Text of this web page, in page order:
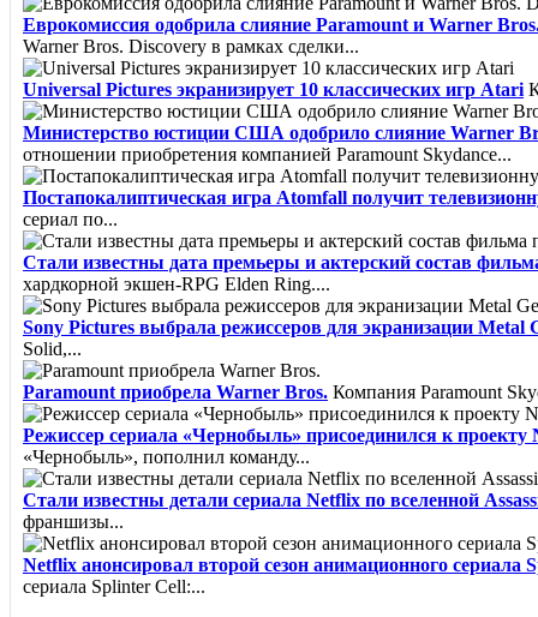
Клинок Тишалла - Мэтью СтоверМинуло шесть лет с тех
Вайолет, созданная из шипов - Джина Чэнь
Еврокомиссия одобрила слияние Paramount и Warner
Warner Bros. Discovery в рамках сделки...
Universal Pictures экранизирует 10 классических игр Atari
Министерство юстиции США одобрило слияние Warner
отношении приобретения компанией Paramount Skydance...
Постапокалиптическая игра Atomfall получит
сериал по...
Стали известны дата премьеры и актерский состав
хардкорной экшен-RPG Elden Ring....
Sony Pictures выбрала режиссеров для экранизации Metal
Solid,...
Paramount приобрела Warner Bros. Компания Paramount
Режиссер сериала «Чернобыль» присоединился к проекту
«Чернобыль», пополнил команду...
Стали известны детали сериала Netflix по вселенной
франшизы...
Netflix анонсировал второй сезон анимационного сериала
сериала Splinter Cell:...